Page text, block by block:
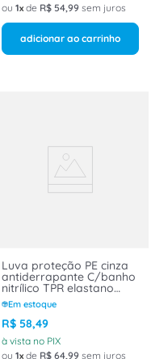
ou 1 de R$ 54,99 sem juros
adicionar ao carrinho
Luva proteção PE cinza
antiderrapante C/banho
nitrílico TPR elastano
curta 5dedos G MACK
ONE 70700G Next Safety
Em estoque
R$ 58,49
à vista no PIX
ou 1 de R$ 64,99 sem juros